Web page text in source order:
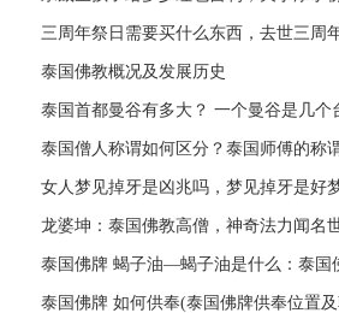
三周年祭日需要买什么东西，去世三周
泰国佛教概况及发展历史
泰国首都曼谷有多大？ 一个曼谷是几个
积与各大城市比较
泰国僧人称谓如何区分？泰国师傅的称
女人梦见掉牙是凶兆吗，梦见掉牙是好
龙婆坤：泰国佛教高僧，神奇法力闻名
导师
泰国佛牌 蝎子油—蝎子油是什么：泰国
量
泰国佛牌 如何供奉(泰国佛牌供奉位置